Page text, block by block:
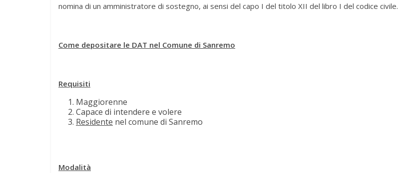
nomina di un amministratore di sostegno, ai sensi del capo I del titolo XII del libro I del codice civile.
Come depositare le DAT nel Comune di Sanremo
Requisiti
Maggiorenne
Capace di intendere e volere
Residente nel comune di Sanremo
Modalità